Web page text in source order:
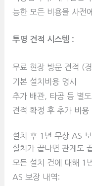
능한 모든 비용을 사전
투명 견적 시스템 :
무료 현장 방문 견적 (
기본 설치비용 명시
추가 배관, 타공 등 별
견적 확정 후 추가 비용
설치 후 1년 무상 AS
설치가 끝나면 관계도
모든 설치 건에 대해 1
AS 보장 내역: